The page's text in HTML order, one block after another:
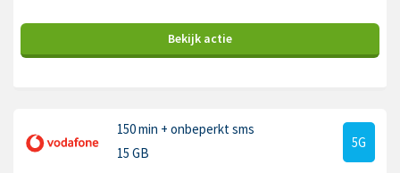
Bekijk actie
150 min + onbeperkt sms
15 GB
5G